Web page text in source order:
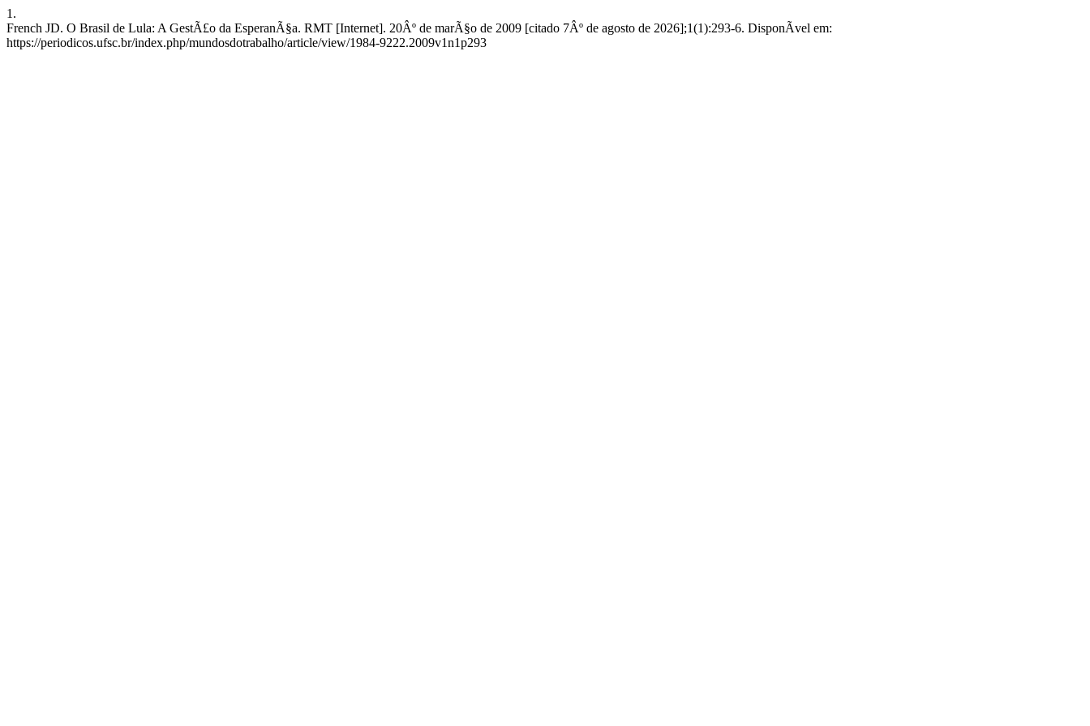
1.
French JD. O Brasil de Lula: A GestÃ£o da EsperanÃ§a. RMT [Internet]. 20Âº de marÃ§o de 2009 [citado 7Âº de agosto de 2026];1(1):293-6. DisponÃ­vel em:
https://periodicos.ufsc.br/index.php/mundosdotrabalho/article/view/1984-9222.2009v1n1p293